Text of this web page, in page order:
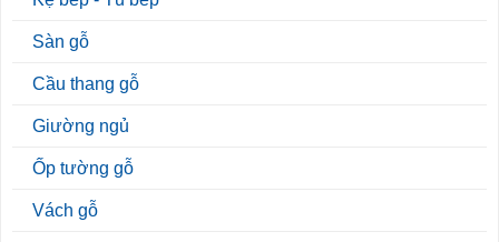
Sàn gỗ
Cầu thang gỗ
Giường ngủ
Ốp tường gỗ
Vách gỗ